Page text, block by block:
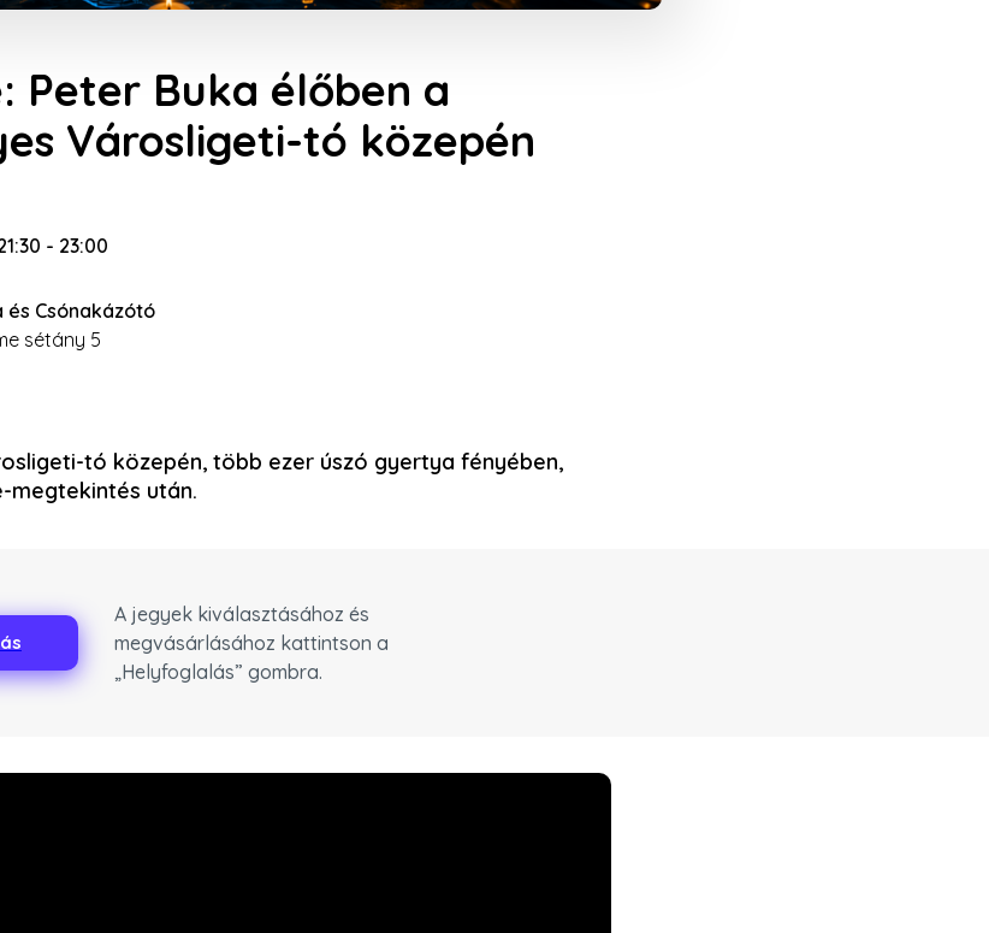
Peter Buka élőben a
Városligeti-tó közepén
- 23:00
Csónakázótó
sétány 5
tó közepén, több ezer úszó gyertya fényében,
megtekintés után.
A jegyek kiválasztásához és
megvásárlásához kattintson a
„Helyfoglalás” gombra.